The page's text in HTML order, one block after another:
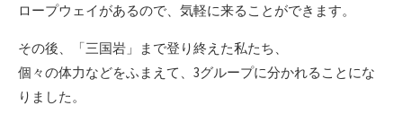
ロープウェイがあるので、気軽に来ることができます。
その後、「三国岩」まで登り終えた私たち、
個々の体力などをふまえて、3グループに分かれることにな
りました。